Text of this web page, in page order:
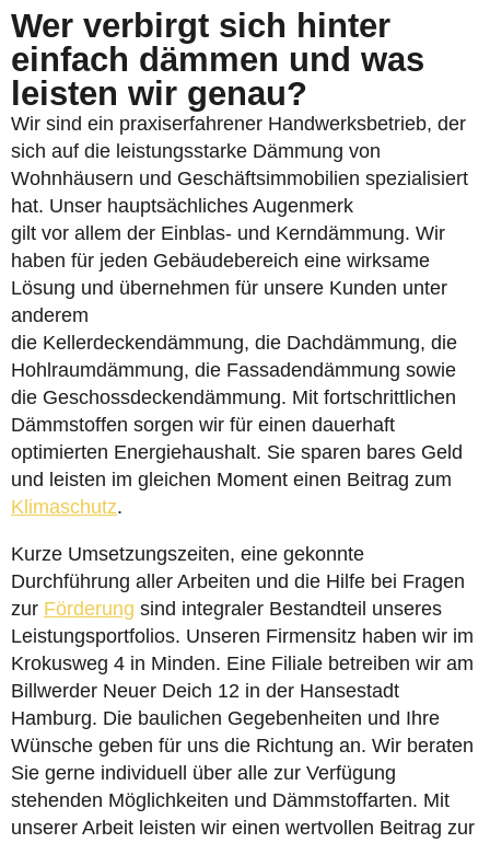
Wer verbirgt sich hinter
einfach dämmen und was
leisten wir genau?
Wir sind ein praxiserfahrener Handwerksbetrieb, der
sich auf die leistungsstarke Dämmung von
Wohnhäusern und Geschäftsimmobilien spezialisiert
hat. Unser hauptsächliches Augenmerk
gilt vor allem der Einblas- und Kerndämmung. Wir
haben für jeden Gebäudebereich eine wirksame
Lösung und übernehmen für unsere Kunden unter
anderem
die Kellerdeckendämmung, die Dachdämmung, die
Hohlraumdämmung, die Fassadendämmung sowie
die Geschossdeckendämmung. Mit fortschrittlichen
Dämmstoffen sorgen wir für einen dauerhaft
optimierten Energiehaushalt. Sie sparen bares Geld
und leisten im gleichen Moment einen Beitrag zum
Klimaschutz.
Kurze Umsetzungszeiten, eine gekonnte
Durchführung aller Arbeiten und die Hilfe bei Fragen
zur Förderung sind integraler Bestandteil unseres
Leistungsportfolios. Unseren Firmensitz haben wir im
Krokusweg 4 in Minden. Eine Filiale betreiben wir am
Billwerder Neuer Deich 12 in der Hansestadt
Hamburg. Die baulichen Gegebenheiten und Ihre
Wünsche geben für uns die Richtung an. Wir beraten
Sie gerne individuell über alle zur Verfügung
stehenden Möglichkeiten und Dämmstoffarten. Mit
unserer Arbeit leisten wir einen wertvollen Beitrag zur